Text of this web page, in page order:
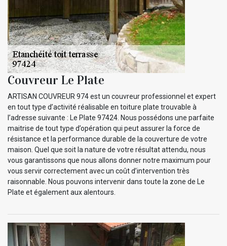
Couvreur Le Plate
ARTISAN COUVREUR 974 est un couvreur professionnel et expert
en tout type d’activité réalisable en toiture plate trouvable à
l’adresse suivante : Le Plate 97424. Nous possédons une parfaite
maitrise de tout type d’opération qui peut assurer la force de
résistance et la performance durable de la couverture de votre
maison. Quel que soit la nature de votre résultat attendu, nous
vous garantissons que nous allons donner notre maximum pour
vous servir correctement avec un coût d’intervention très
raisonnable. Nous pouvons intervenir dans toute la zone de Le
Plate et également aux alentours.